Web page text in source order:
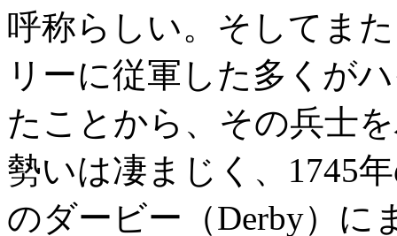
呼称らしい。そしてま
リーに従軍した多くが
たことから、その兵士
勢いは凄まじく、1745
のダービー（Derby）に